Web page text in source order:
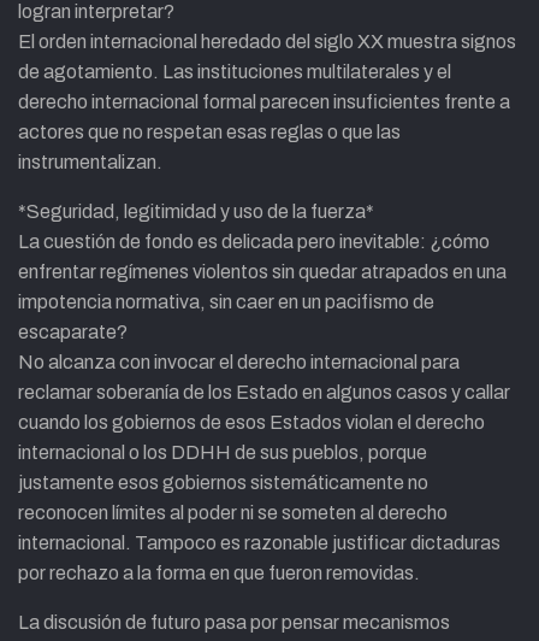
logran interpretar?
El orden internacional heredado del siglo XX muestra signos
de agotamiento. Las instituciones multilaterales y el
derecho internacional formal parecen insuficientes frente a
actores que no respetan esas reglas o que las
instrumentalizan.
*Seguridad, legitimidad y uso de la fuerza*
La cuestión de fondo es delicada pero inevitable: ¿cómo
enfrentar regímenes violentos sin quedar atrapados en una
impotencia normativa, sin caer en un pacifismo de
escaparate?
No alcanza con invocar el derecho internacional para
reclamar soberanía de los Estado en algunos casos y callar
cuando los gobiernos de esos Estados violan el derecho
internacional o los DDHH de sus pueblos, porque
justamente esos gobiernos sistemáticamente no
reconocen límites al poder ni se someten al derecho
internacional. Tampoco es razonable justificar dictaduras
por rechazo a la forma en que fueron removidas.
La discusión de futuro pasa por pensar mecanismos